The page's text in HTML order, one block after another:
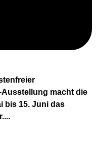
macht die
bis 15. Juni das